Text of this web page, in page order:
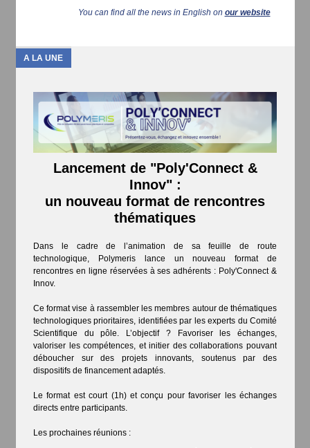
You can find all the news in English on our website
A LA UNE
Lancement de "Poly'Connect &
Innov" :
un nouveau format de rencontres
thématiques
Dans le cadre de l’animation de sa feuille de route
technologique, Polymeris lance un nouveau format de
rencontres en ligne réservées à ses adhérents : Poly'Connect &
Innov.
Ce format vise à rassembler les membres autour de thématiques
technologiques prioritaires, identifiées par les experts du Comité
Scientifique du pôle. L’objectif ? Favoriser les échanges,
valoriser les compétences, et initier des collaborations pouvant
déboucher sur des projets innovants, soutenus par des
dispositifs de financement adaptés.
Le format est court (1h) et conçu pour favoriser les échanges
directs entre participants.
Les prochaines réunions :